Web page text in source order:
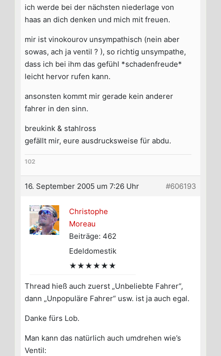
ich werde bei der nächsten niederlage von
haas an dich denken und mich mit freuen.
mir ist vinokourov unsympathisch (nein aber
sowas, ach ja ventil ? ), so richtig unsympathe,
dass ich bei ihm das gefühl *schadenfreude*
leicht hervor rufen kann.
ansonsten kommt mir gerade kein anderer
fahrer in den sinn.
breukink & stahlross
gefällt mir, eure ausdrucksweise für abdu.
102
16. September 2005 um 7:26 Uhr #606193
Christophe
Moreau
Beiträge: 462
Edeldomestik
★★★★★★
Thread hieß auch zuerst „Unbeliebte Fahrer“,
dann „Unpopuläre Fahrer“ usw. ist ja auch egal.
Danke fürs Lob.
Man kann das natürlich auch umdrehen wie’s
Ventil: